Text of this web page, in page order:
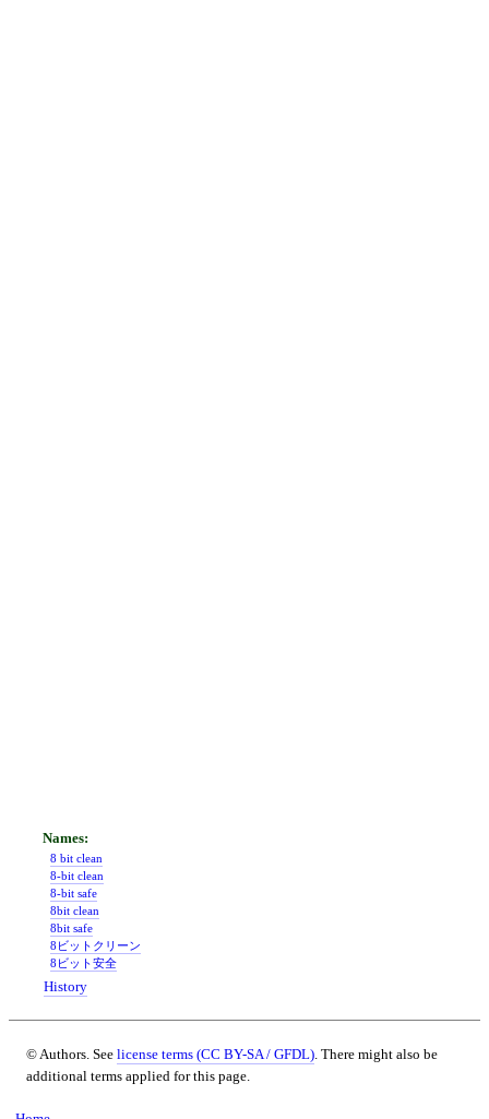
8 bit clean
8-bit clean
8-bit safe
8bit clean
8bit safe
8ビットクリーン
8ビット安全
History
© Authors. See license terms (CC BY-SA / GFDL). There might also be
additional terms applied for this page.